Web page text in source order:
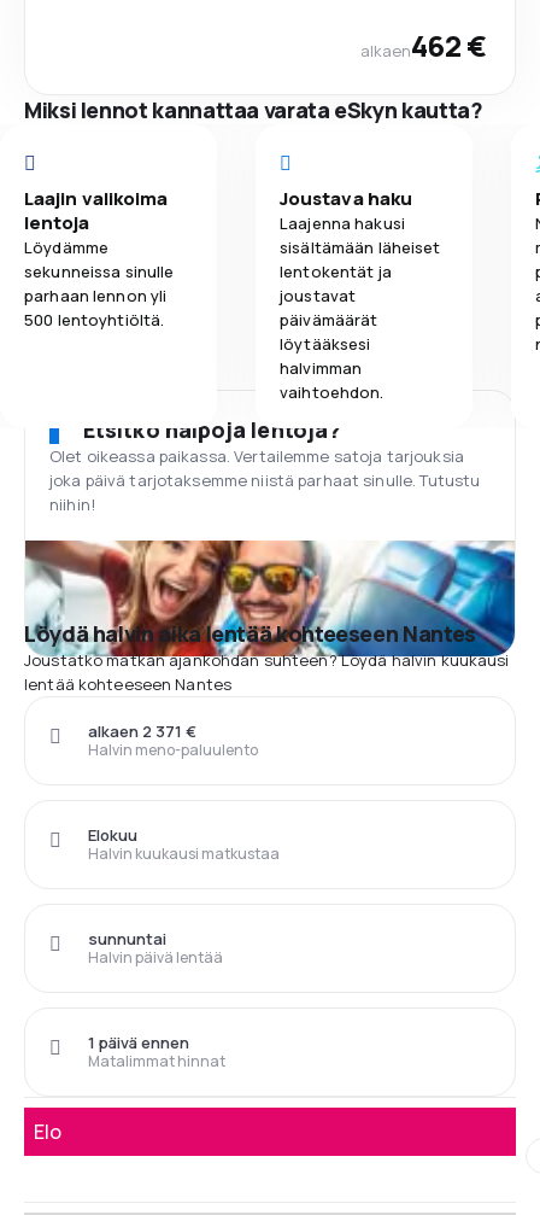
alkaen462 €
Miksi lennot kannattaa varata eSkyn kautta?
Laajin valikoima
lentoja
Löydämme
sekunneissa sinulle
parhaan lennon yli
500 lentoyhtiöltä.
Joustava haku
Laajenna hakusi
sisältämään läheiset
lentokentät ja
joustavat
päivämäärät
löytääksesi
halvimman
vaihtoehdon.
Etsitkö halpoja lentoja?
Olet oikeassa paikassa. Vertailemme satoja tarjouksia
joka päivä tarjotaksemme niistä parhaat sinulle. Tutustu
niihin!
Löydä halvin aika lentää kohteeseen Nantes
Joustatko matkan ajankohdan suhteen? Löydä halvin kuukausi
lentää kohteeseen Nantes
Halvin meno-paluulento
alkaen 2 371 €
Halvin kuukausi matkustaa
Elokuu
Halvin päivä lentää
sunnuntai
Matalimmat hinnat
1 päivä ennen
Elo